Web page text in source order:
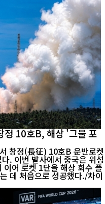
10호B, 해상 '그물 포
창정(長征) 10호B 운반로켓
. 이번 발사에서 중국은 위성
어 로켓 1단을 해상 회수 플
데 처음으로 성공했다./차이